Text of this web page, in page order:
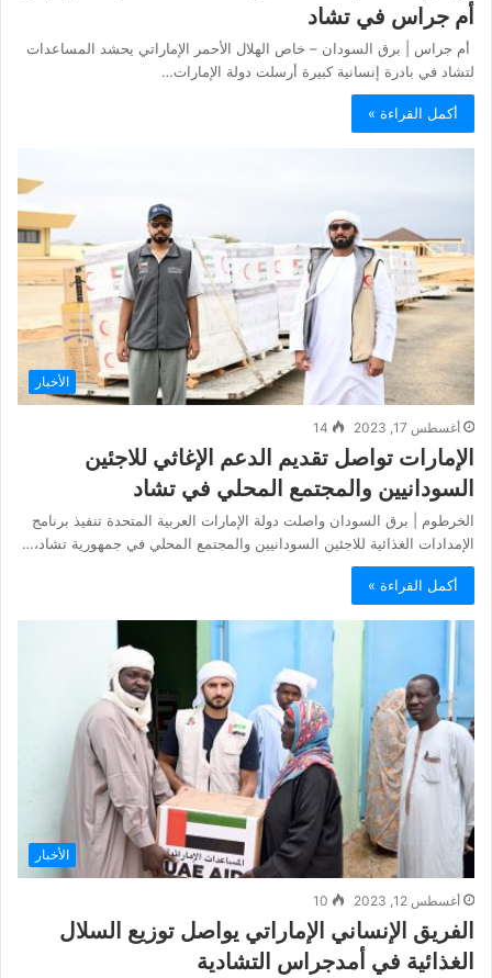
أم جراس في تشاد
أم جراس | برق السودان – خاص الهلال الأحمر الإماراتي يحشد المساعدات
لتشاد في بادرة إنسانية كبيرة أرسلت دولة الإمارات…
أكمل القراءة »
الأخبار
أغسطس 17, 2023 14
الإمارات تواصل تقديم الدعم الإغاثي للاجئين
السودانيين والمجتمع المحلي في تشاد
الخرطوم | برق السودان واصلت دولة الإمارات العربية المتحدة تنفيذ برنامج
الإمدادات الغذائية للاجئين السودانيين والمجتمع المحلي في جمهورية تشاد،…
أكمل القراءة »
الأخبار
أغسطس 12, 2023 10
الفريق الإنساني الإماراتي يواصل توزيع السلال
الغذائية في أمدجراس التشادية